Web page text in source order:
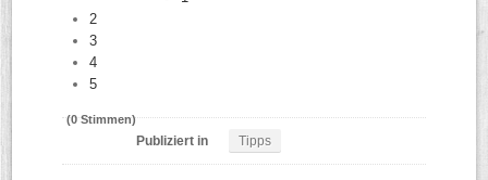
2
3
4
5
(0 Stimmen)
Publiziert in Tipps